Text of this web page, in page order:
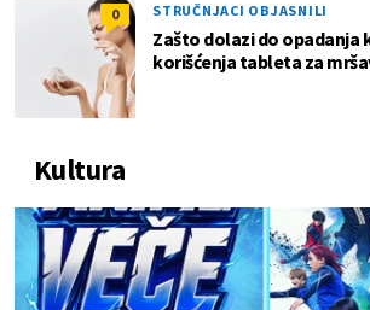
0 STRUČNJACI OBJASNILI
Zašto dolazi do opadanja
korišćenja tableta za
Kultura